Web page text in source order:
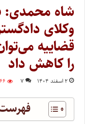
شاه محمدی:
وکلای
قضاییه
را کاهش داد
۲ اسفند ۱۴۰۴ ۷